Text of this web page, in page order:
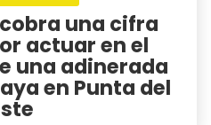
una cifra
actuar en el
una adinerada
en Punta del